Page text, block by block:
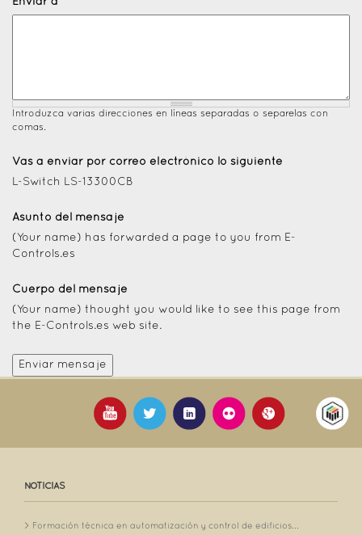
Enviar a *
Introduzca varias direcciones en líneas separadas o separelas con
comas.
Vas a enviar por correo electrónico lo siguiente
L-Switch LS-13300CB
Asunto del mensaje
(Your name) has forwarded a page to you from E-
Controls.es
Cuerpo del mensaje
(Your name) thought you would like to see this page from
the E-Controls.es web site.
NOTICIAS
Formación técnica en automatización y control de edificios...